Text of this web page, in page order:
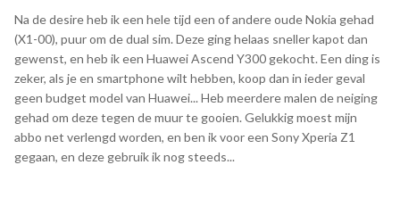
Na de desire heb ik een hele tijd een of andere oude Nokia gehad
(X1-00), puur om de dual sim. Deze ging helaas sneller kapot dan
gewenst, en heb ik een Huawei Ascend Y300 gekocht. Een ding is
zeker, als je en smartphone wilt hebben, koop dan in ieder geval
geen budget model van Huawei... Heb meerdere malen de neiging
gehad om deze tegen de muur te gooien. Gelukkig moest mijn
abbo net verlengd worden, en ben ik voor een Sony Xperia Z1
gegaan, en deze gebruik ik nog steeds...